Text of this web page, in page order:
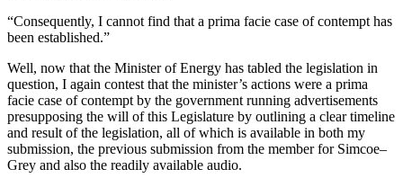
“Consequently, I cannot find that a prima facie case of contempt has
been established.”
Well, now that the Minister of Energy has tabled the legislation in
question, I again contest that the minister’s actions were a prima
facie case of contempt by the government running advertisements
presupposing the will of this Legislature by outlining a clear timeline
and result of the legislation, all of which is available in both my
submission, the previous submission from the member for Simcoe–
Grey and also the readily available audio.